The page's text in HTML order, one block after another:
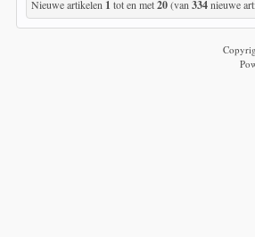
Nieuwe artikelen 1 tot en met20(van 334nieuwe